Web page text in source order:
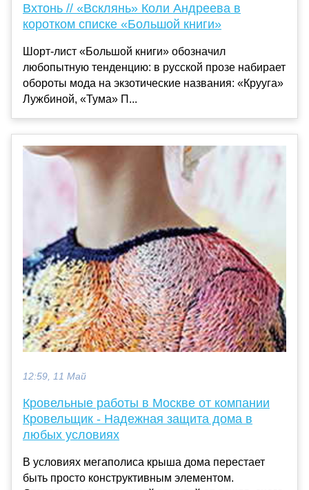
Вхтонь // «Всклянь» Коли Андреева в
коротком списке «Большой книги»
Шорт-лист «Большой книги» обозначил
любопытную тенденцию: в русской прозе набирает
обороты мода на экзотические названия: «Крууга»
Лужбиной, «Тума» П...
12:59, 11 Май
Кровельные работы в Москве от компании
Кровельщик - Надежная защита дома в
любых условиях
В условиях мегаполиса крыша дома перестает
быть просто конструктивным элементом.